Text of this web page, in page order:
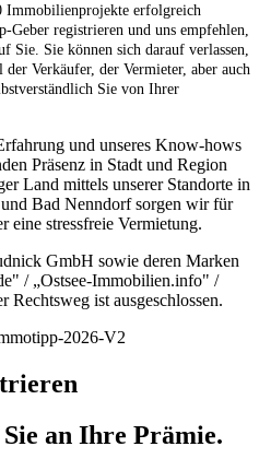
Immobilienprojekte erfolgreich
registrieren und uns empfehlen,
Sie. Sie können sich darauf verlassen,
Verkäufer, der Vermieter, aber auch
Sie von Ihrer
und unseres Know-hows
Präsenz in Stadt und Region
Land mittels unserer Standorte in
Bad Nenndorf sorgen wir für
eine stressfreie Vermietung.
GmbH sowie deren Marken
/ „Ostsee-Immobilien.info" /
ist ausgeschlossen.
an Ihre Prämie.